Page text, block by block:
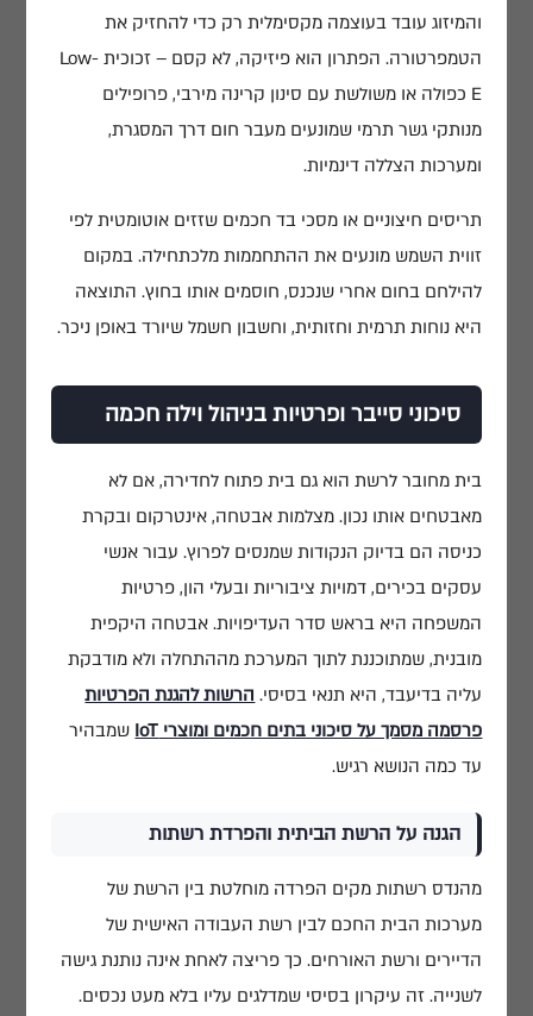
והמיזוג עובד בעוצמה מקסימלית רק כדי להחזיק את
הטמפרטורה. הפתרון הוא פיזיקה, לא קסם – זכוכית Low-
E כפולה או משולשת עם סינון קרינה מירבי, פרופילים
מנותקי גשר תרמי שמונעים מעבר חום דרך המסגרת,
ומערכות הצללה דינמיות.
תריסים חיצוניים או מסכי בד חכמים שזזים אוטומטית לפי
זווית השמש מונעים את ההתחממות מלכתחילה. במקום
להילחם בחום אחרי שנכנס, חוסמים אותו בחוץ. התוצאה
היא נוחות תרמית וחזותית, וחשבון חשמל שיורד באופן ניכר.
סיכוני סייבר ופרטיות בניהול וילה חכמה
בית מחובר לרשת הוא גם בית פתוח לחדירה, אם לא
מאבטחים אותו נכון. מצלמות אבטחה, אינטרקום ובקרת
כניסה הם בדיוק הנקודות שמנסים לפרוץ. עבור אנשי
עסקים בכירים, דמויות ציבוריות ובעלי הון, פרטיות
המשפחה היא בראש סדר העדיפויות. אבטחה היקפית
מובנית, שמתוכננת לתוך המערכת מההתחלה ולא מודבקת
עליה בדיעבד, היא תנאי בסיסי. הרשות להגנת הפרטיות
פרסמה מסמך על סיכוני בתים חכמים ומוצרי IoT
שמבהיר
עד כמה הנושא רגיש.
הגנה על הרשת הביתית והפרדת רשתות
מהנדס רשתות מקים הפרדה מוחלטת בין הרשת של
מערכות הבית החכם לבין רשת העבודה האישית של
הדיירים ורשת האורחים. כך פריצה לאחת אינה נותנת גישה
לשנייה. זה עיקרון בסיסי שמדלגים עליו בלא מעט נכסים.